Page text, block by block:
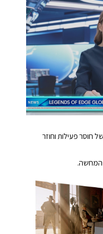
לאחר 10 דקות של חוסר פעילות וחוזר
המחשה.